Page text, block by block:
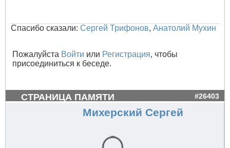
Спасибо сказали: Сергей Трифонов, Анатолий Мухин
Пожалуйста Войти или Регистрация, чтобы
присоединиться к беседе.
СТРАНИЦА ПАМЯТИ #26403
Михерский Сергей